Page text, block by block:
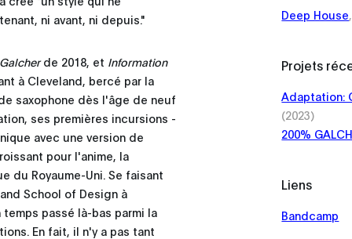
ni avant, ni depuis."
de 2018, et Information
à Cleveland, bercé par la
saxophone dès l'âge de neuf
ses premières incursions -
avec une version de
pour l'anime, la
du Royaume-Uni. Se faisant
School of Design à
passé là-bas parmi la
En fait, il n'y a pas tant
Deep House
Projets
Adaptation:
(2023)
200%
Liens
Bandcamp